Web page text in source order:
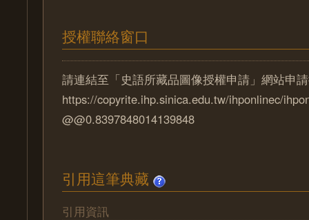
授權聯絡窗口
請連結至「史語所藏品圖像授權申請」網站申
https://copyrite.ihp.sinica.edu.tw/ihponlinec/
@@0.8397848014139848
引用這筆典藏
引用資訊